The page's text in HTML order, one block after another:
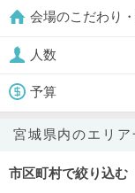
会場のこだわり
人数
予算
宮城県内のエリア
市区町村で絞り込む